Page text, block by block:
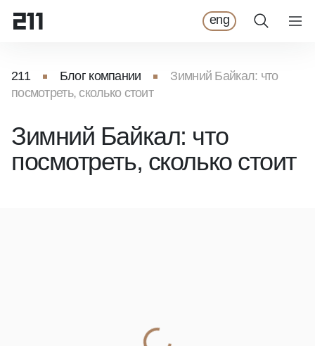
eng
211 Блог компании
Зимний Байкал: что
посмотреть, сколько стоит
Зимний Байкал: что
посмотреть, сколько стоит